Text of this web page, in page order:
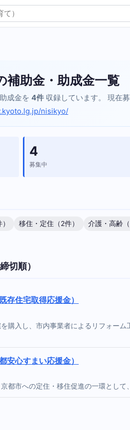
補助金・助成金一覧
成金を 4件 収録しています。 現在
nisikyo/
4
募集中
移住・定住（2件） 介護・高齢（
切順）
存住宅取得応援金）
購入し、市内事業者によるリフォー
安心すまい応援金）
都市への定住・移住促進の一環として